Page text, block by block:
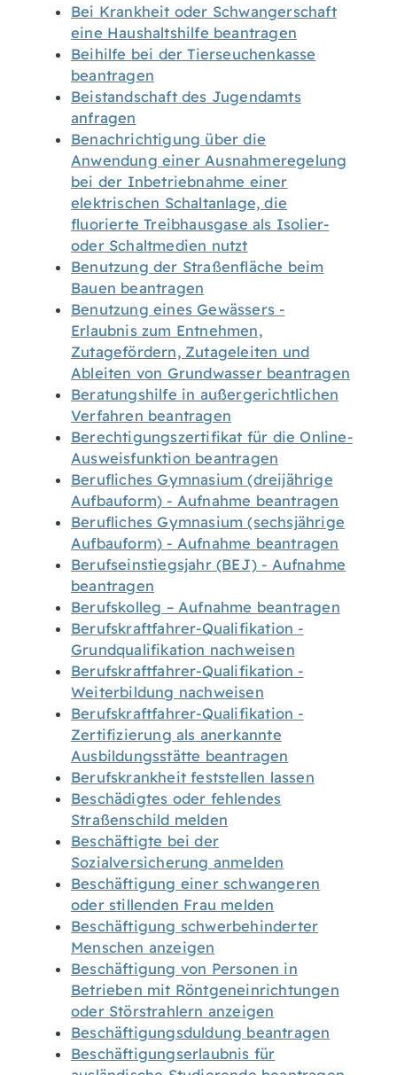
Bei Krankheit oder Schwangerschaft
eine Haushaltshilfe beantragen
Beihilfe bei der Tierseuchenkasse
beantragen
Beistandschaft des Jugendamts
anfragen
Benachrichtigung über die
Anwendung einer Ausnahmeregelung
bei der Inbetriebnahme einer
elektrischen Schaltanlage, die
fluorierte Treibhausgase als Isolier-
oder Schaltmedien nutzt
Benutzung der Straßenfläche beim
Bauen beantragen
Benutzung eines Gewässers -
Erlaubnis zum Entnehmen,
Zutagefördern, Zutageleiten und
Ableiten von Grundwasser beantragen
Beratungshilfe in außergerichtlichen
Verfahren beantragen
Berechtigungszertifikat für die Online-
Ausweisfunktion beantragen
Berufliches Gymnasium (dreijährige
Aufbauform) - Aufnahme beantragen
Berufliches Gymnasium (sechsjährige
Aufbauform) - Aufnahme beantragen
Berufseinstiegsjahr (BEJ) - Aufnahme
beantragen
Berufskolleg – Aufnahme beantragen
Berufskraftfahrer-Qualifikation -
Grundqualifikation nachweisen
Berufskraftfahrer-Qualifikation -
Weiterbildung nachweisen
Berufskraftfahrer-Qualifikation -
Zertifizierung als anerkannte
Ausbildungsstätte beantragen
Berufskrankheit feststellen lassen
Beschädigtes oder fehlendes
Straßenschild melden
Beschäftigte bei der
Sozialversicherung anmelden
Beschäftigung einer schwangeren
oder stillenden Frau melden
Beschäftigung schwerbehinderter
Menschen anzeigen
Beschäftigung von Personen in
Betrieben mit Röntgeneinrichtungen
oder Störstrahlern anzeigen
Beschäftigungsduldung beantragen
Beschäftigungserlaubnis für